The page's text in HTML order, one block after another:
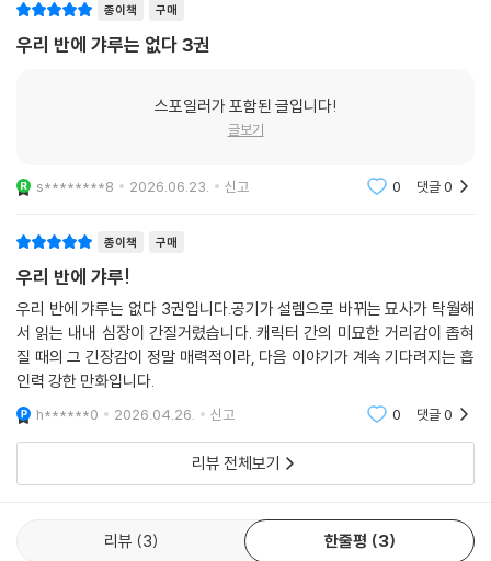
종이책 구매
우리 반에 갸루는 없다 3권
스포일러가 포함된 글입니다!
글보기
s********8 2026.06.23. 신고 0 댓글0
종이책 구매
우리 반에 갸루!
우리 반에 갸루는 없다 3권입니다.공기가 설렘으로 바뀌는 묘사가 탁월해
서 읽는 내내 심장이 간질거렸습니다. 캐릭터 간의 미묘한 거리감이 좁혀
질 때의 그 긴장감이 정말 매력적이라, 다음 이야기가 계속 기다려지는 흡
인력 강한 만화입니다.
h******0 2026.04.26. 신고 0 댓글0
리뷰 전체보기
리뷰 3 한줄평 3